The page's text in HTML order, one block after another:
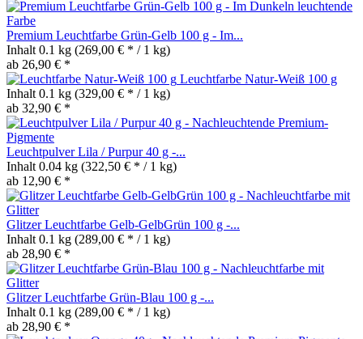
Premium Leuchtfarbe Grün-Gelb 100 g - Im...
Inhalt 0.1 kg (269,00 € * / 1 kg)
ab 26,90 € *
Leuchtfarbe Natur-Weiß 100 g
Inhalt 0.1 kg (329,00 € * / 1 kg)
ab 32,90 € *
Leuchtpulver Lila / Purpur 40 g -...
Inhalt 0.04 kg (322,50 € * / 1 kg)
ab 12,90 € *
Glitzer Leuchtfarbe Gelb-GelbGrün 100 g -...
Inhalt 0.1 kg (289,00 € * / 1 kg)
ab 28,90 € *
Glitzer Leuchtfarbe Grün-Blau 100 g -...
Inhalt 0.1 kg (289,00 € * / 1 kg)
ab 28,90 € *